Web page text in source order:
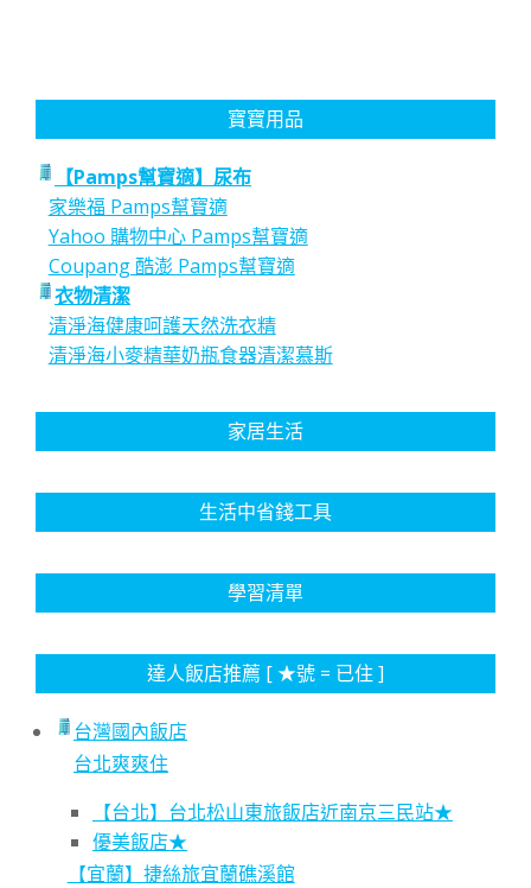
寶寶用品
【Pamps幫寶適】尿布
家樂福 Pamps幫寶適
Yahoo 購物中心 Pamps幫寶適
Coupang 酷澎 Pamps幫寶適
衣物清潔
清淨海健康呵護天然洗衣精
清淨海小麥精華奶瓶食器清潔慕斯
家居生活
生活中省錢工具
學習清單
達人飯店推薦 [ ★號 = 已住 ]
台灣國內飯店
台北爽爽住
【台北】台北松山東旅飯店近南京三民站★
優美飯店★
【宜蘭】捷絲旅宜蘭礁溪館